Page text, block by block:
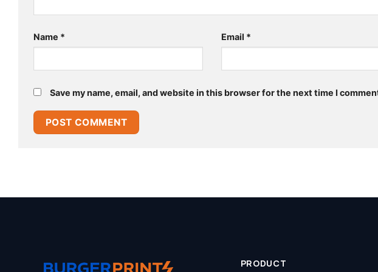
Name * Email *
Save my name, email, and website in this browser for the next time I
PRODUCT